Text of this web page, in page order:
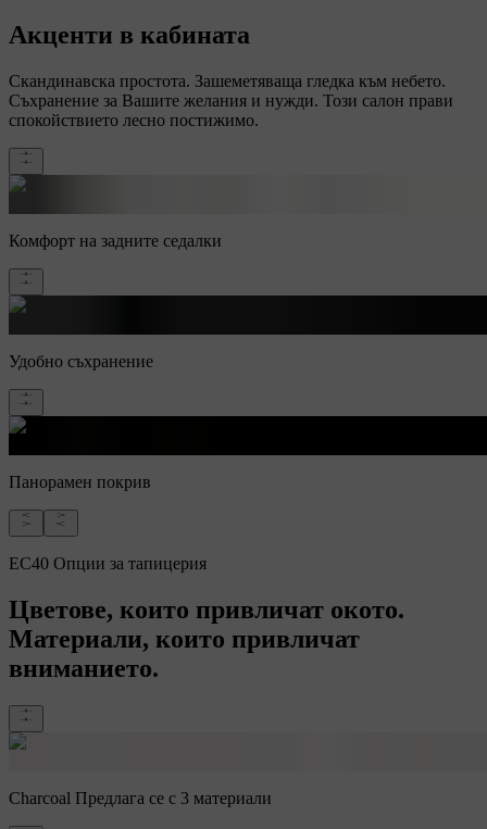
Акценти в кабината
Скандинавска простота. Зашеметяваща гледка към небето.
Съхранение за Вашите желания и нужди. Този салон прави
спокойствието лесно постижимо.
Комфорт на задните седалки
Удобно съхранение
Панорамен покрив
EC40 Опции за тапицерия
Цветове, които привличат окото.
Материали, които привличат
вниманието.
Charcoal Предлага се с 3 материали